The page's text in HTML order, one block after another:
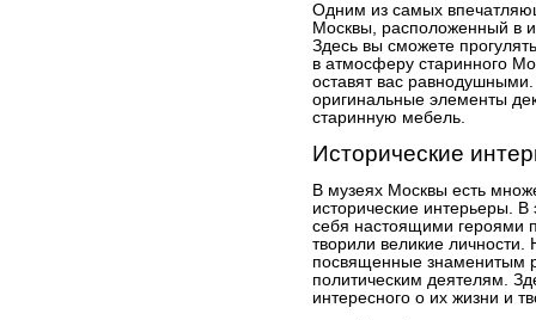
Одним из самых
Москвы, расположенный в
Здесь вы сможете
в атмосферу старинного
оставят вас
оригинальные элементы
старинную мебель.
Исторические
В музеях Москвы есть
исторические интерьеры. В
себя настоящими героями
творили великие личности.
посвященные знаменитым
политическим деятелям.
интересного о их жизни и